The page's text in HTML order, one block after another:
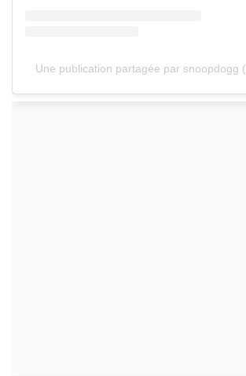
Une publication partagée par snoopdogg